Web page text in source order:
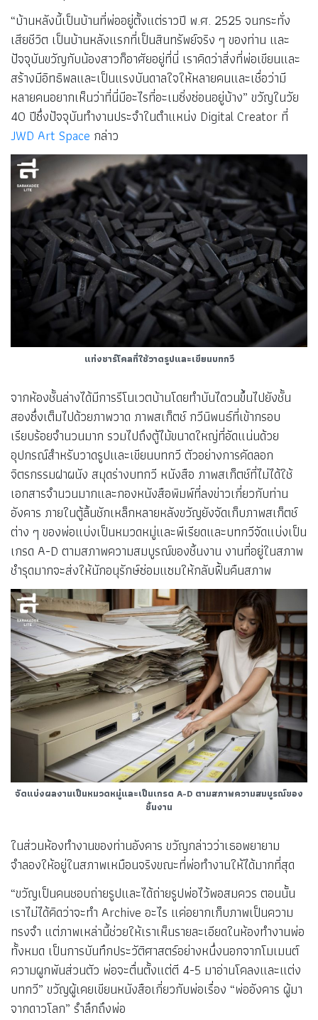
“บ้านหลังนี้เป็นบ้านที่พ่ออยู่ตั้งแต่ราวปี พ.ศ. 2525 จนกระทั่ง
เสียชีวิต เป็นบ้านหลังแรกที่เป็นสินทรัพย์จริง ๆ ของท่าน และ
ปัจจุบันขวัญกับน้องสาวก็อาศัยอยู่ที่นี่ เราคิดว่าสิ่งที่พ่อเขียนและ
สร้างมีอิทธิพลและเป็นแรงบันดาลใจให้หลายคนและเชื่อว่ามี
หลายคนอยากเห็นว่าที่นี่มีอะไรที่อะเมซิ่งซ่อนอยู่บ้าง” ขวัญในวัย
40 ปีซึ่งปัจจุบันทำงานประจำในตำแหน่ง Digital Creator ที่
JWD Art Space กล่าว
แท่งชาร์โคลที่ใช้วาดรูปและเขียนบทกวี
จากห้องชั้นล่างได้มีการรีโนเวตบ้านโดยทำบันไดวนขึ้นไปยังชั้น
สองซึ่งเต็มไปด้วยภาพวาด ภาพสเก็ตช์ กวีนิพนธ์ที่เข้ากรอบ
เรียบร้อยจำนวนมาก รวมไปถึงตู้ไม้ขนาดใหญ่ที่อัดแน่นด้วย
อุปกรณ์สำหรับวาดรูปและเขียนบทกวี ตัวอย่างการคัดลอก
จิตรกรรมฝาผนัง สมุดร่างบทกวี หนังสือ ภาพสเก็ตช์ที่ไม่ได้ใช้
เอกสารจำนวนมากและกองหนังสือพิมพ์ที่ลงข่าวเกี่ยวกับท่าน
อังคาร ภายในตู้ลิ้นชักเหล็กหลายหลังขวัญยังจัดเก็บภาพสเก็ตช์
ต่าง ๆ ของพ่อแบ่งเป็นหมวดหมู่และพีเรียดและบทกวีจัดแบ่งเป็น
เกรด A-D ตามสภาพความสมบูรณ์ของชิ้นงาน งานที่อยู่ในสภาพ
ชำรุดมากจะส่งให้นักอนุรักษ์ซ่อมแซมให้กลับฟื้นคืนสภาพ
จัดแบ่งผลงานเป็นหมวดหมู่และเป็นเกรด A-D ตามสภาพความสมบูรณ์ของ
ชิ้นงาน
ในส่วนห้องทำงานของท่านอังคาร ขวัญกล่าวว่าเธอพยายาม
จำลองให้อยู่ในสภาพเหมือนจริงขณะที่พ่อทำงานให้ได้มากที่สุด
“ขวัญเป็นคนชอบถ่ายรูปและได้ถ่ายรูปพ่อไว้พอสมควร ตอนนั้น
เราไม่ได้คิดว่าจะทำ Archive อะไร แค่อยากเก็บภาพเป็นความ
ทรงจำ แต่ภาพเหล่านี้ช่วยให้เราเห็นรายละเอียดในห้องทำงานพ่อ
ทั้งหมด เป็นการบันทึกประวัติศาสตร์อย่างหนึ่งนอกจากโมเมนต์
ความผูกพันส่วนตัว พ่อจะตื่นตั้งแต่ตี 4-5 มาอ่านโคลงและแต่ง
บทกวี” ขวัญผู้เคยเขียนหนังสือเกี่ยวกับพ่อเรื่อง “พ่ออังคาร ผู้มา
จากดาวโลก” รำลึกถึงพ่อ